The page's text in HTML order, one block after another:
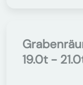
19.0t -